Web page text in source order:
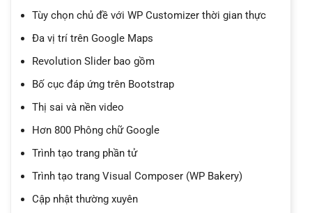
Tùy chọn chủ đề với WP Customizer thời gian thực
Đa vị trí trên Google Maps
Revolution Slider bao gồm
Bố cục đáp ứng trên Bootstrap
Thị sai và nền video
Hơn 800 Phông chữ Google
Trình tạo trang phần tử
Trình tạo trang Visual Composer (WP Bakery)
Cập nhật thường xuyên